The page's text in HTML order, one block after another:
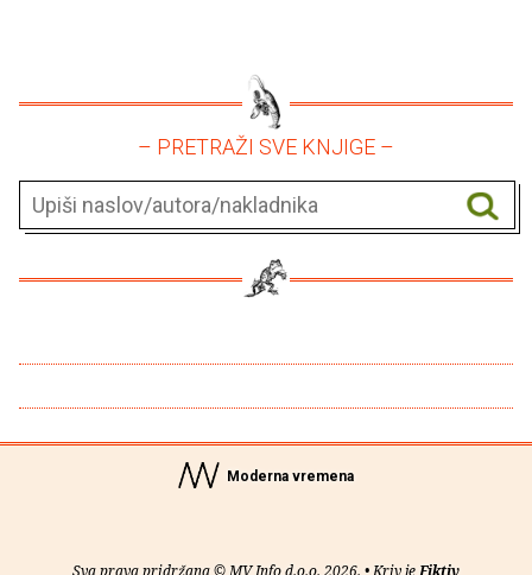
– PRETRAŽI SVE KNJIGE –
Moderna vremena
Sva prava pridržana © MV Info d.o.o. 2026. • Kriv je Fiktiv